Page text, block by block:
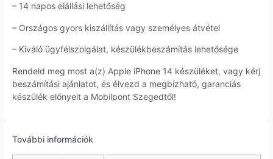
– 14 napos elállási lehetőség
– Országos gyors kiszállítás vagy személyes átvétel
– Kiváló ügyfélszolgálat, készülékbeszámítás lehetősége
Rendeld meg most a(z) Apple iPhone 14 készüléket, vagy kérj
beszámítási ajánlatot, és élvezd a megbízható, garanciás
készülék előnyeit a Mobilpont Szegedtől!
További információk